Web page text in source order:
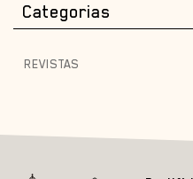
Categorias
REVISTAS